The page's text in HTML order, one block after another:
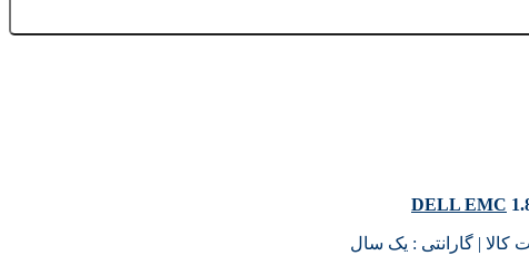
DELL EMC
| گارانتی : یک سال